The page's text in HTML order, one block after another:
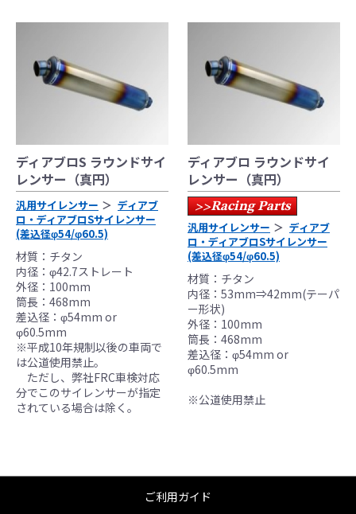
ディアブロS ラウンドサイ
レンサー（真円）
汎用サイレンサー
ディアブ
ロ・ディアブロSサイレンサー
(差込径φ54/φ60.5)
材質：チタン
内径：φ42.7ストレート
外径：100mm
筒長：468mm
差込径：φ54mm or
φ60.5mm
※平成10年規制以後の車両で
は公道使用禁止。
ただし、弊社FRC車検対応
分でこのサイレンサーが指定
されている場合は除く。
ディアブロ ラウンドサイ
レンサー（真円）
>>Racing Parts
汎用サイレンサー
ディアブ
ロ・ディアブロSサイレンサー
(差込径φ54/φ60.5)
材質：チタン
内径：53mm⇒42mm(テーパ
ー形状)
外径：100mm
筒長：468mm
差込径：φ54mm or
φ60.5mm
※公道使用禁止
ください。
の事故、故障に対し保険、保証等は一切無
く、商品の返品、クレーム等も受付できませ
んので、あらかじめご了承ください。
無く変更となる場合がありますので了承願い
ます。
●商品は、予告無く販売終了する場合がありま
すのでご了承願います。
ご利用ガイド